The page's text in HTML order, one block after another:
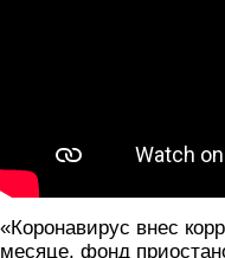
«Коронавирус внес
месяце, фонд